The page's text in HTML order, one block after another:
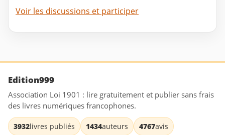
Voir les discussions et participer
Edition999
Association Loi 1901 : lire gratuitement et publier sans frais
des livres numériques francophones.
3932livres publiés 1434auteurs 4767avis